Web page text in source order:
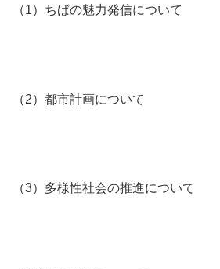
（1）ちばの魅力発信について
（2）都市計画について
（3）多様性社会の推進について